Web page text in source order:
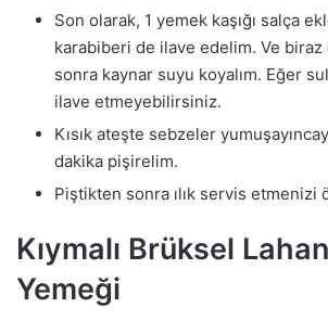
Son olarak, 1 yemek kaşığı salça
karabiberi de ilave edelim. Ve
sonra kaynar suyu koyalım. Eğer
ilave etmeyebilirsiniz.
Kısık ateşte sebzeler
dakika pişirelim.
Piştikten sonra ılık servis etmenizi
Kıymalı Brüksel
Yemeği